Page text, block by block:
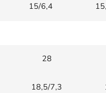
15/6,4
28
18,5/7,3